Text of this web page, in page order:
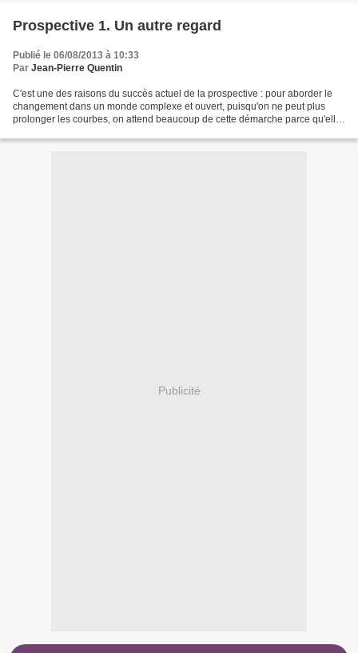
Prospective 1. Un autre regard
Publié le 06/08/2013 à 10:33
Par Jean-Pierre Quentin
C'est une des raisons du succès actuel de la prospective : pour aborder le
changement dans un monde complexe et ouvert, puisqu'on ne peut plus
prolonger les courbes, on attend beaucoup de cette démarche parce qu'elle
Publicité